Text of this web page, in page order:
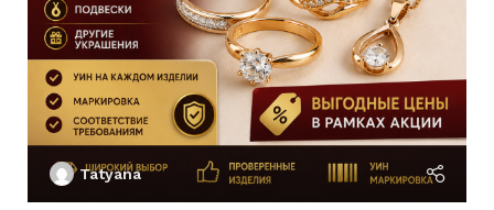
РАЗМЕР ЦЕПОЧКИ
45
см
ДЛЯ КОГО Женщинам
ПЛЕТЕНИЕ Другое
ХАРАКТЕРИСТИКА
ДЛЯ КОГО Женщинам
СОСТОЯНИЕ Б/У
Tatyana